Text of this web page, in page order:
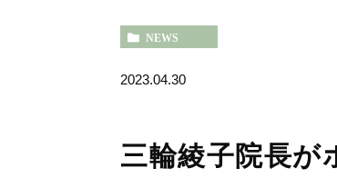
NEWS
2023.04.30
三輪綾子院長が